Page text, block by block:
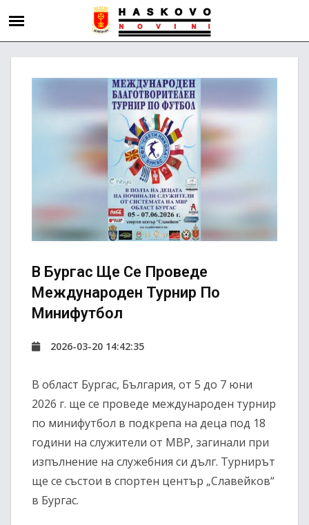
В Бургас Ще Се Проведе
Международен Турнир По
Минифутбол
2026-03-20 14:42:35
В област Бургас, България, от 5 до 7 юни
2026 г. ще се проведе международен турнир
по минифутбол в подкрепа на деца под 18
години на служители от МВР, загинали при
изпълнение на служебния си дълг. Турнирът
ще се състои в спортен център „Славейков“
в Бургас.